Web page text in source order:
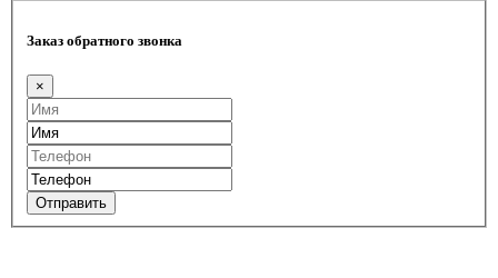
Заказ обратного звонка
×
Отправить